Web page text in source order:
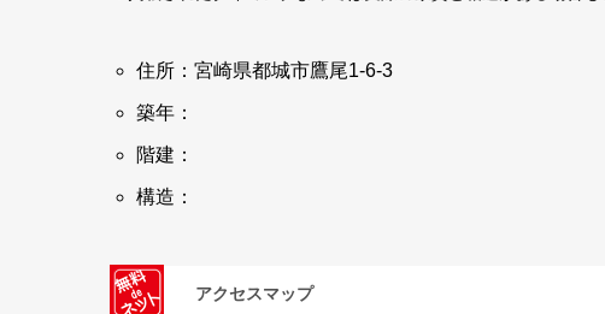
住所：宮崎県都城市鷹尾1-6-3
築年：
階建：
構造：
アクセスマップ